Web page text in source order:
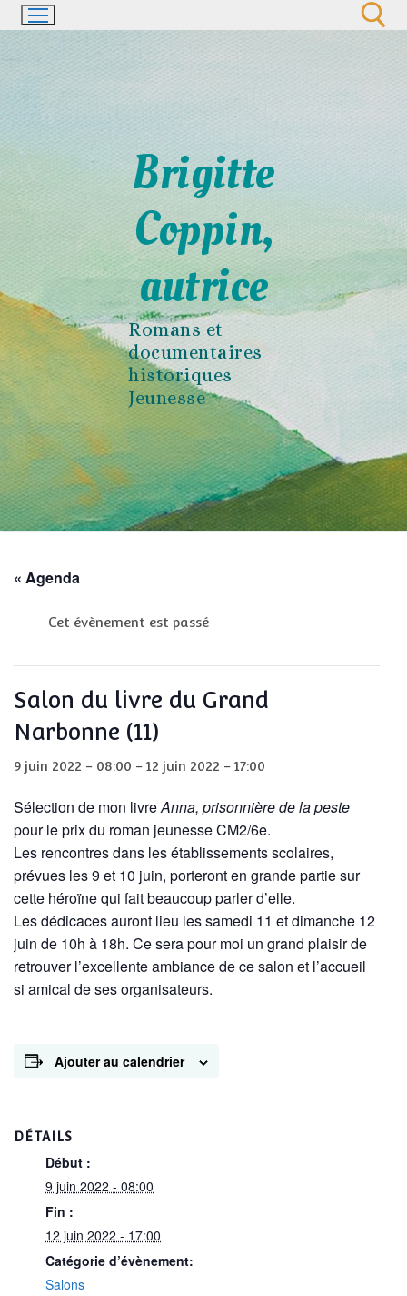
Aller
au
Brigitte
Coppin,
autrice
Romans et
documentaires
historiques
Jeunesse
« Agenda
Cet évènement est passé
Salon du livre du Grand
Narbonne (11)
9 juin 2022 - 08:00 - 12 juin 2022 - 17:00
Sélection de mon livreAnna, prisonnière de la peste
pour le prix du roman jeunesse CM2/6e.
Les rencontres dans les établissements scolaires,
prévues les 9 et 10 juin, porteront en grande partie sur
cette héroïne qui fait beaucoup parler d’elle.
Les dédicaces auront lieu les samedi 11 et dimanche 12
juin de 10h à 18h. Ce sera pour moi un grand plaisir de
retrouver l’excellente ambiance de ce salon et l’accueil
si amical de ses organisateurs.
Ajouter au calendrier
DÉTAILS
Début :
9 juin 2022 - 08:00
Fin :
12 juin 2022 - 17:00
Catégorie d’évènement:
Salons